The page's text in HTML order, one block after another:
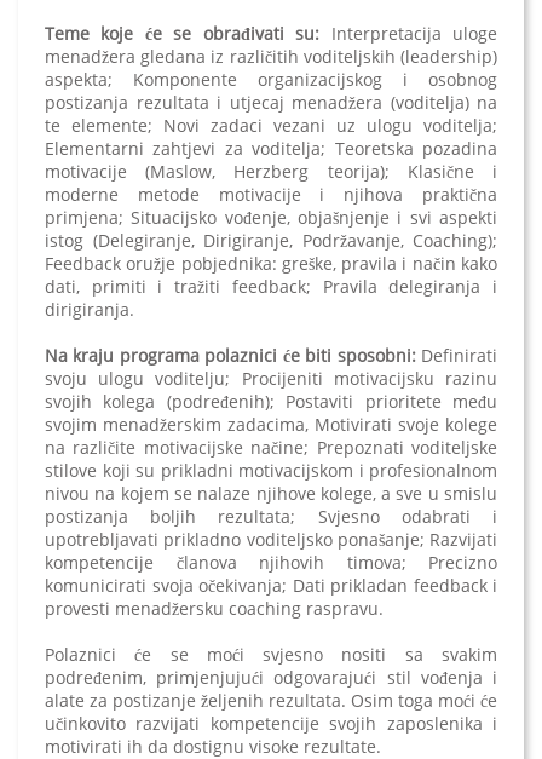
Teme koje će se obrađivati su: Interpretacija uloge
menadžera gledana iz različitih voditeljskih (leadership)
aspekta; Komponente organizacijskog i osobnog
postizanja rezultata i utjecaj menadžera (voditelja) na
te elemente; Novi zadaci vezani uz ulogu voditelja;
Elementarni zahtjevi za voditelja; Teoretska pozadina
motivacije (Maslow, Herzberg teorija); Klasične i
moderne metode motivacije i njihova praktična
primjena; Situacijsko vođenje, objašnjenje i svi aspekti
istog (Delegiranje, Dirigiranje, Podržavanje, Coaching);
Feedback oružje pobjednika: greške, pravila i način kako
dati, primiti i tražiti feedback; Pravila delegiranja i
dirigiranja.
Na kraju programa polaznici će biti sposobni: Definirati
svoju ulogu voditelju; Procijeniti motivacijsku razinu
svojih kolega (podređenih); Postaviti prioritete među
svojim menadžerskim zadacima, Motivirati svoje kolege
na različite motivacijske načine; Prepoznati voditeljske
stilove koji su prikladni motivacijskom i profesionalnom
nivou na kojem se nalaze njihove kolege, a sve u smislu
postizanja boljih rezultata; Svjesno odabrati i
upotrebljavati prikladno voditeljsko ponašanje; Razvijati
kompetencije članova njihovih timova; Precizno
komunicirati svoja očekivanja; Dati prikladan feedback i
provesti menadžersku coaching raspravu.
Polaznici će se moći svjesno nositi sa svakim
podređenim, primjenjujući odgovarajući stil vođenja i
alate za postizanje željenih rezultata. Osim toga moći će
učinkovito razvijati kompetencije svojih zaposlenika i
motivirati ih da dostignu visoke rezultate.